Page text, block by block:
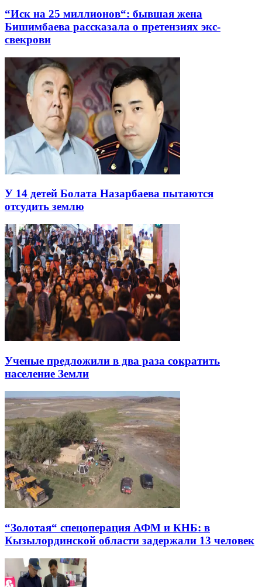
“Иск на 25 миллионов“: бывшая жена
Бишимбаева рассказала о претензиях экс-
свекрови
У 14 детей Болата Назарбаева пытаются
отсудить землю
Ученые предложили в два раза сократить
население Земли
“Золотая“ спецоперация АФМ и КНБ: в
Кызылординской области задержали 13 человек